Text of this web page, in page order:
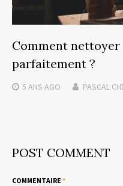
Comment nettoyer
parfaitement ?
5 ANS AGO PASCAL
POST COMMENT
COMMENTAIRE *